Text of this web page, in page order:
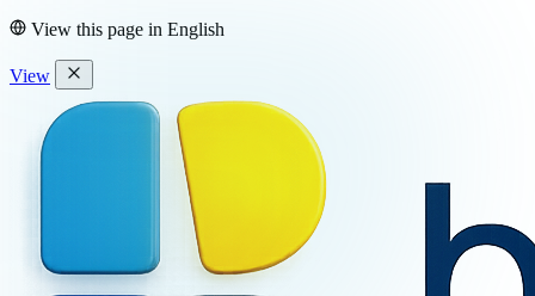
View this page in English
View